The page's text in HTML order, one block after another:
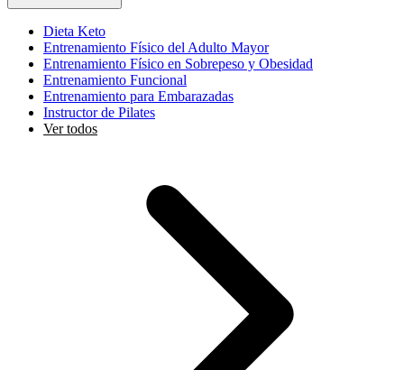
Dieta Keto
Entrenamiento Físico del Adulto Mayor
Entrenamiento Físico en Sobrepeso y Obesidad
Entrenamiento Funcional
Entrenamiento para Embarazadas
Instructor de Pilates
Ver todos